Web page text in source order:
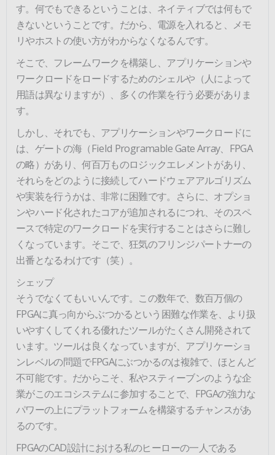
す。何でもできるということは、ネイティブでは何もで
きないということです。だから、電源を入れると、メモ
リやホストの使い方がわからなくなるんです。
そこで、フレームワークを構築し、アプリケーションや
ワークロードをロードするためのシェルや（人によって
用語は異なりますが）、多くの作業を行う必要がありま
す。
しかし、それでも、アプリケーションやワークロードに
は、ゲートの海（Field Programable Gate Array、FPGA
の略）があり、何百万ものロジックエレメントがあり、
それらをどのように接続してハードウェアアルゴリズム
や実装を行うかは、非常に困難です。さらに、オプショ
ンやハード化されたコアが追加されるにつれ、そのスペ
ースで特定のワークロードを実行することはさらに難し
くなっています。そこで、狂気のフリンジパートナーの
出番となるわけです（笑）。
シェップ
そうでなくてもいいんです。この数年で、数百万個の
FPGAに真っ向からぶつかるという困難な作業を、より扱
いやすくしてくれる優れたツールがたくさん開発されて
います。ツールは良くなっていますが、アプリケーショ
ンレベルの問題でFPGAにぶつかるのは複雑で、ほとんど
不可能です。だからこそ、私やスティーブンのような企
業がこのエコシステムに参加することで、FPGAの強力な
パワーの上にプラットフォームを構築するチャンスがあ
るのです。
FPGAのCAD設計における私のヒーローの一人である